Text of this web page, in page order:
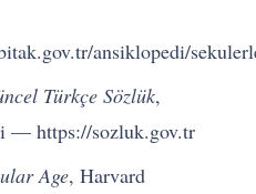
ansiklopedi/
Türkçe Sözlük,
— https://sozluk.gov.tr
Age, Harvard